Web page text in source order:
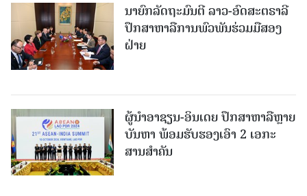
ນາຍົກລັດຖະມົນຕີ ລາວ-ອົດສະຕຣາລີ
ປຶກສາຫາລືການພົວພັນຮ່ວມມືສອງ
ຝ່າຍ
ຜູ້ນຳອາຊຽນ-ອິນເດຍ ປຶກສາຫາລືຫຼາຍ
ບັນຫາ ພ້ອມຮັບຮອງເອົາ 2 ເອກະ
ສານສໍາຄັນ